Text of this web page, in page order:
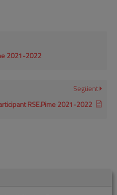
2021-2022
Següent
RSE.Pime 2021-2022